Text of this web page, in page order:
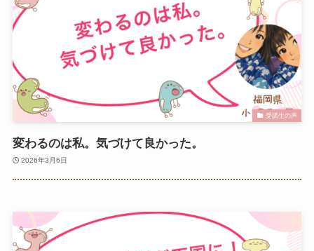
受講生の声
変わるのは私。気づけて良かった。
2026年3月6日